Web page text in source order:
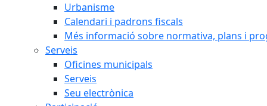
Urbanisme
Calendari i padrons fiscals
Més informació sobre normativa, plans i
Serveis
Oficines municipals
Serveis
Seu electrònica